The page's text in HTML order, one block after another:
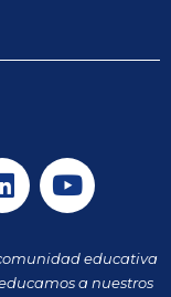
L
i
k
e
Y
o
t
u
educativa
a nuestros